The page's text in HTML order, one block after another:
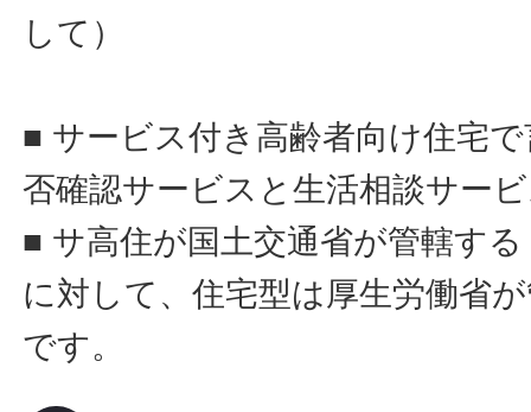
して）
■ サービス付き高齢者向け住宅
否確認サービスと生活相談サー
■ サ高住が国土交通省が管轄す
に対して、住宅型は厚生労働省
です。